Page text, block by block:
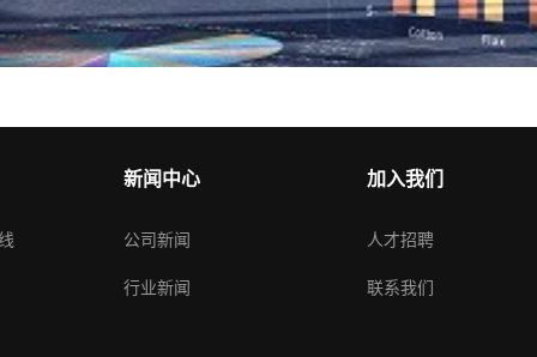
新闻中心
公司新闻
行业新闻
加入我们
人才招聘
联系我们